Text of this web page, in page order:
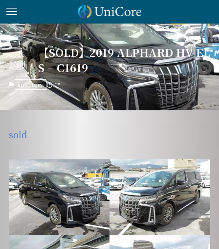
【SOLD】2019 ALPHARD HV EL
S – C1619
2026
1/13
inventory
sold